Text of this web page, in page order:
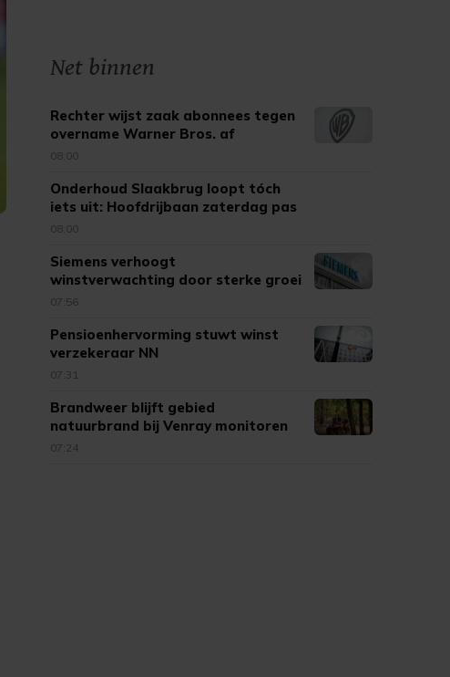
Net binnen
Rechter wijst zaak abonnees tegen
overname Warner Bros. af
08:00
Onderhoud Slaakbrug loopt tóch
iets uit: Hoofdrijbaan zaterdag pas
open
08:00
Siemens verhoogt
winstverwachting door sterke groei
datacenters
07:56
Pensioenhervorming stuwt winst
verzekeraar NN
07:31
Brandweer blijft gebied
natuurbrand bij Venray monitoren
07:24